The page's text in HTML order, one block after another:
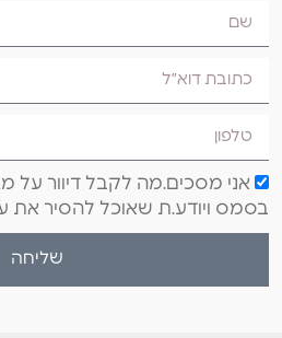
אני מסכים.מה לקבל דיוור על
בסמס ויודע.ת שאוכל להסיר את
שליחה